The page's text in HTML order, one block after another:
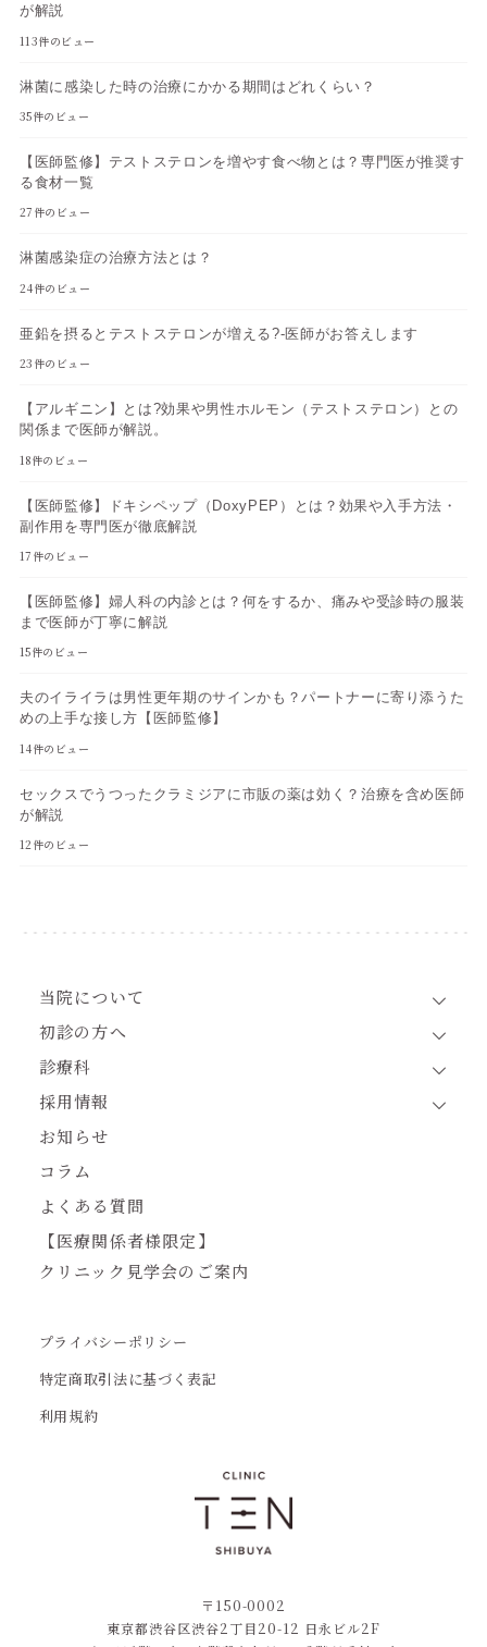
が解説
113件のビュー
淋菌に感染した時の治療にかかる期間はどれくらい？
35件のビュー
【医師監修】テストステロンを増やす食べ物とは？専門医が推奨す
る食材一覧
27件のビュー
淋菌感染症の治療方法とは？
24件のビュー
亜鉛を摂るとテストステロンが増える?-医師がお答えします
23件のビュー
【アルギニン】とは?効果や男性ホルモン（テストステロン）との
関係まで医師が解説。
18件のビュー
【医師監修】ドキシペップ（DoxyPEP）とは？効果や入手方法・
副作用を専門医が徹底解説
17件のビュー
【医師監修】婦人科の内診とは？何をするか、痛みや受診時の服装
まで医師が丁寧に解説
15件のビュー
夫のイライラは男性更年期のサインかも？パートナーに寄り添うた
めの上手な接し方【医師監修】
14件のビュー
セックスでうつったクラミジアに市販の薬は効く？治療を含め医師
が解説
12件のビュー
当院について
初診の方へ
診療科
採用情報
お知らせ
コラム
よくある質問
【医療関係者様限定】
クリニック見学会のご案内
プライバシーポリシー
特定商取引法に基づく表記
利用規約
〒150-0002
東京都渋谷区渋谷2丁目20-12 日永ビル2F